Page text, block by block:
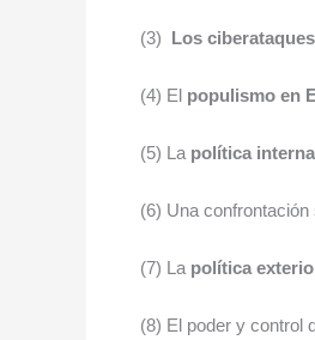
(3) Los ciberataques
(4) El populismo en
(5) La política
(6) Una
(7) La política
(8) El poder y control